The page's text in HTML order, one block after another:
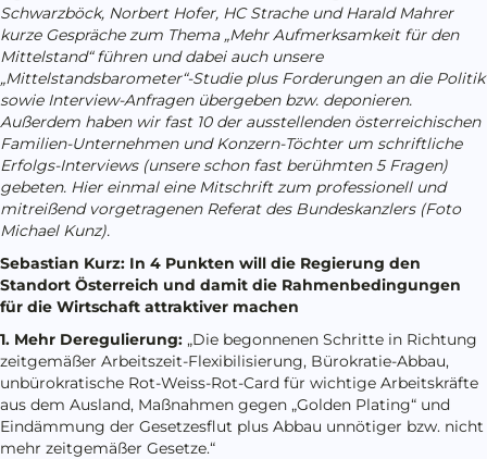
Schwarzböck, Norbert Hofer, HC Strache und Harald Mahrer
kurze Gespräche zum Thema „Mehr Aufmerksamkeit für den
Mittelstand“ führen und dabei auch unsere
„Mittelstandsbarometer“-Studie plus Forderungen an die Politik
sowie Interview-Anfragen übergeben bzw. deponieren.
Außerdem haben wir fast 10 der ausstellenden österreichischen
Familien-Unternehmen und Konzern-Töchter um schriftliche
Erfolgs-Interviews (unsere schon fast berühmten 5 Fragen)
gebeten. Hier einmal eine Mitschrift zum professionell und
mitreißend vorgetragenen Referat des Bundeskanzlers (Foto
Michael Kunz).
Sebastian Kurz: In 4 Punkten will die Regierung den
Standort Österreich und damit die Rahmenbedingungen
für die Wirtschaft attraktiver machen
1. Mehr Deregulierung: „Die begonnenen Schritte in Richtung
zeitgemäßer Arbeitszeit-Flexibilisierung, Bürokratie-Abbau,
unbürokratische Rot-Weiss-Rot-Card für wichtige Arbeitskräfte
aus dem Ausland, Maßnahmen gegen „Golden Plating“ und
Eindämmung der Gesetzesflut plus Abbau unnötiger bzw. nicht
mehr zeitgemäßer Gesetze.“